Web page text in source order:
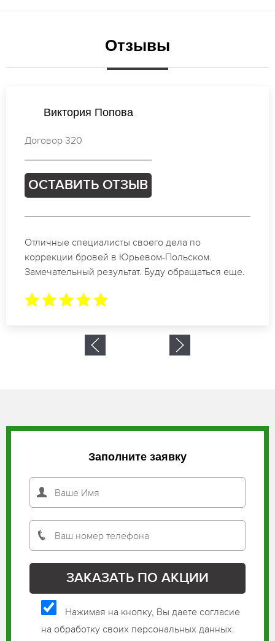
Отзывы
Виктория Попова
Договор 320
ОСТАВИТЬ ОТЗЫВ
Отличные специалисты своего дела по
коррекции бровей в Юрьевом-Польском.
Замечательный результат. Буду обращаться еще.
Заполните заявку
Нажимая на кнопку, Вы даете согласие
на обработку своих персональных данных.